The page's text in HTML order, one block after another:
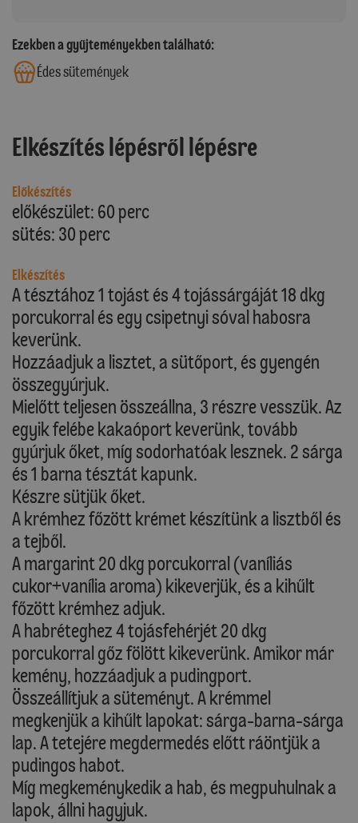
Ezekben a gyűjteményekben található:
Édes sütemények
Elkészítés lépésről lépésre
Előkészítés
előkészület: 60 perc
sütés: 30 perc
Elkészítés
A tésztához 1 tojást és 4 tojássárgáját 18 dkg
porcukorral és egy csipetnyi sóval habosra
keverünk.
Hozzáadjuk a lisztet, a sütőport, és gyengén
összegyúrjuk.
Mielőtt teljesen összeállna, 3 részre vesszük. Az
egyik felébe kakaóport keverünk, tovább
gyúrjuk őket, míg sodorhatóak lesznek. 2 sárga
és 1 barna tésztát kapunk.
Készre sütjük őket.
A krémhez főzött krémet készítünk a lisztből és
a tejből.
A margarint 20 dkg porcukorral (vaníliás
cukor+vanília aroma) kikeverjük, és a kihűlt
főzött krémhez adjuk.
A habréteghez 4 tojásfehérjét 20 dkg
porcukorral gőz fölött kikeverünk. Amikor már
kemény, hozzáadjuk a pudingport.
Összeállítjuk a süteményt. A krémmel
megkenjük a kihűlt lapokat: sárga-barna-sárga
lap. A tetejére megdermedés előtt ráöntjük a
pudingos habot.
Míg megkeménykedik a hab, és megpuhulnak a
lapok, állni hagyjuk.